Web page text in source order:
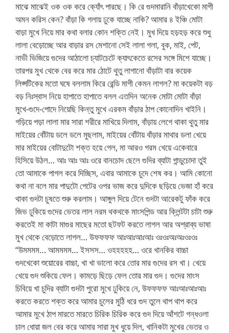
মাঝে মাঝেই ওক ওক করে ক্যোঁৎ পারছে। কি রে গুদমারানি বাঁড়াখেকো মাগী
অমন করিস কেন? বাঁড়া কি গলায় ঢুকে যাচ্ছে নাকি? আমার ৪ ইঞ্চি মোটা
বাড়া মুখে নিয়ে মার কথা বলার কোন শক্তি নেই। মুখ দিয়ে হড়হড় করে শুধু
লালা বেড়োচ্ছে আর বাড়ার রস মেশানো সেই লালা গলা, বুক, মাই, পেট,
নাভী ভিজিয়ে গুদের আঠালো চ্যাটচেটে ক্যাৎকেতে রসের সঙ্গে মিশে যাচ্ছে।
তারপর মুখ থেকে বের করে মার ঠোটে থুতু লাগানো বাঁড়াটা বার কয়েক
লিপ্সটিকের মতো ঘষে বললাম কিরে রেন্ডি মাগী কেমন লাগল? মা কয়েকটা বড়
বড় নিঃস্বাস নিয়ে হাপাতে হাপাতে বলল এতদিন অনেক মোটা মোটা বাঁড়া
মুখে-গুদে-পোদে নিয়েছি কিন্তু মুখে এরকম বাঁড়ার ঠাপ কোনোদিন খাইনি।
গড়িয়ে পড়া লালা মার সারা শরীরে মাখিয়ে দিলাম, বাঁড়ায় লেগে থাকা থুতু মার
মাইয়ের বোঁটায় ডলে ডলে মুছলাম, মাইয়ের বোঁটায় বাঁড়ার মাথার ডলা খেয়ে
মার মাইয়ের বোটাদুটো শক্ত হয়ে গেল, মা আরও গরম খেয়ে একেবারে
হিসিয়ে উঠল… আঃ আঃ আঃ ওরে বানচোদ ছেলে গুদির ব্যাটা গান্ডুচোদা তুই
তো আমাকে পাগল করে দিচ্ছিস, এবার আমাকে চুদে শেষ কর। আমি কোনো
কথা না বলে মার পাদুটো পেটের ওপর ভাজ করে দুদিকে ছড়িয়ে ভেজা হাঁ করে
থাকা গুদটা চুষতে শুরু করলাম। আঙ্গুল দিয়ে টেনে গুদটা আরেকটু ফাঁক করে
জিভ ঢুকিয়ে গুদের ভেতর লাল নরম থকথকে মাংসপিন্ড আর ক্লিন্টটা চাটা শুরু
করতেই মা কাটা মাগুর মাছের মতো ছটফট করতে লাগল আর অশ্রাব্য ভাষা
মুখ থেকে বেড়োতে লাগল… উফফফফ আঃআঃআঃআঃ ওঃওঃঅঃঅঃওঃওঃ
“উমমমম… আমমমম… ইসসস… ওহহহহহ… ওরে খানকির বাচ্চা
গুদখেকো শুয়োরের বাচ্চা, খা খা ভালো করে তোর মার গুদের রস খা। খেয়ে
খেয়ে গুদ শুকিয়ে ফেল। কামড়ে ছিড়ে ফেল তোর মার গুদ। গুদের মাংস
চিবিয়ে খা চুদির ব্যাটা গুদটা পুরো মুখে ঢুকিয়ে নে, উফফফফ আঃআঃআঃআঃ
করতে করতে শক্ত করে আমার চুলের মুঠি ধরে গুদ তুলে থাপ থাপ করে
আমার মুখে ঠাপ মারতে মারতে চিরিক চিরিক করে গুদ দিয়ে আঁশটে গন্ধওলা
চাল ধোয়া জল বের করে আমার সারা মুখ ধুয়ে দিল, খানিকটা মুখের ভেতর ও